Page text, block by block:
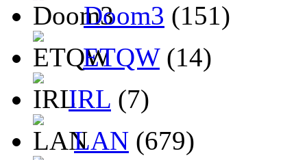
Doom3 (151)
ETQW(14)
IRL (7)
LAN (679)